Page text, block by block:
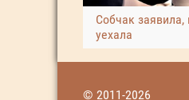
Собчак
уехала
© 2011-2026